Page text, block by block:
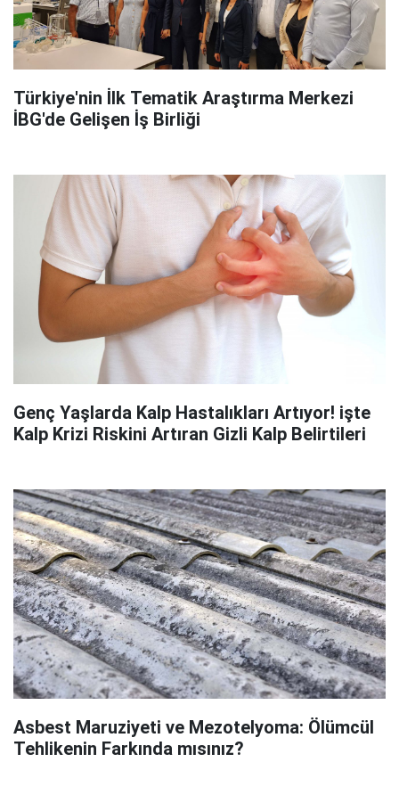
Türkiye'nin İlk Tematik Araştırma Merkezi
İBG'de Gelişen İş Birliği
Genç Yaşlarda Kalp Hastalıkları Artıyor! işte
Kalp Krizi Riskini Artıran Gizli Kalp Belirtileri
Asbest Maruziyeti ve Mezotelyoma: Ölümcül
Tehlikenin Farkında mısınız?